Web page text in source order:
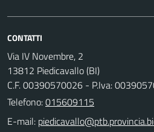
CONTATTI
Via IV Novembre, 2
13812 Piedicavallo (BI)
C.F. 00390570026 - P.Iva:
Telefono:015609115
E-mail: